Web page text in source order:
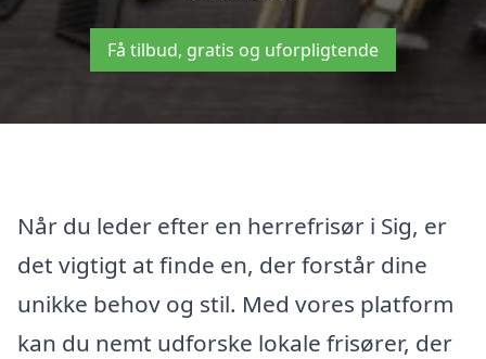
Få tilbud, gratis og uforpligtende
Når du leder efter en herrefrisør i Sig, er
det vigtigt at finde en, der forstår dine
unikke behov og stil. Med vores platform
kan du nemt udforske lokale frisører, der